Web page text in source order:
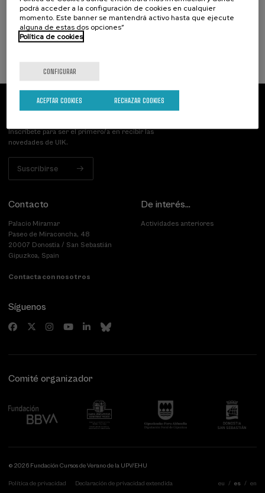
10 h. Español
DESDE
Suscríbete a nuestro boletín
Inscríbete para ser el primero/a en recibir las
novedades de UIK.
Suscribirse
Contacto
Palacio Miramar
Paseo de Miraconcha, 48
20007 Donostia / San Sebastián
Gipuzkoa, Spain
Contacta con nosotros
De interés...
Actividades anteriores
Síguenos
Comité organizador
© 2026 Fundación Cursos de Verano de la UPV/EHU
Política de privacidad Declaración de privacidad extendida eu es en
podrá acceder a la configuración de cookies en cualquier
momento. Este banner se mantendrá activo hasta que ejecute
alguna de estas dos opciones”
Política de cookies
CONFIGURAR
RECHAZAR COOKIES
ACEPTAR COOKIES